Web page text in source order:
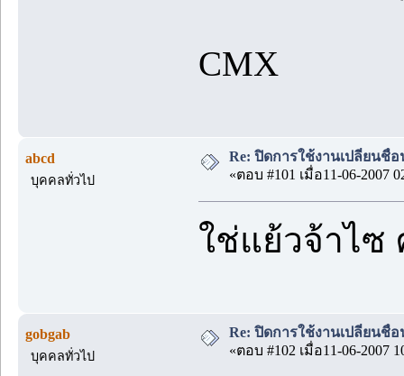
CMX
abcd
บุคคลทั่วไป
Re: ปิดการใช้งานเปลี่ยนชื่
«ตอบ #101 เมื่อ11-06-2007
ใช่แย้วจ้าไ
gobgab
บุคคลทั่วไป
Re: ปิดการใช้งานเปลี่ยนชื่
«ตอบ #102 เมื่อ11-06-2007